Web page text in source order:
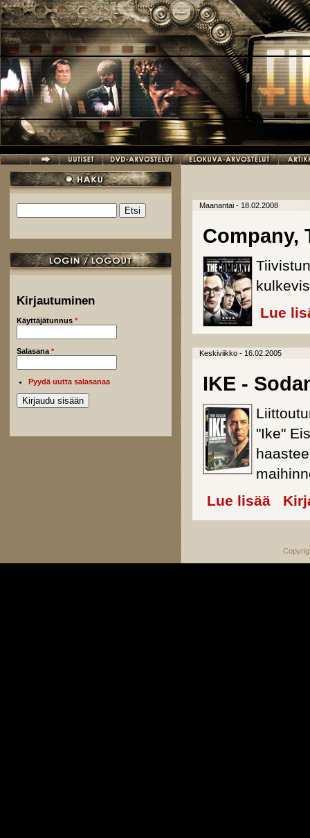
Hyppää pääsisältöön
Hakulomake
Kirjautuminen
Käyttäjätunnus *
Salasana *
Pyydä uutta salasanaa
Maanantai - 18.02.2008
Company,
Lue
Keskiviikko - 16.02.2005
IKE -
"Ike"
Lue lisää about